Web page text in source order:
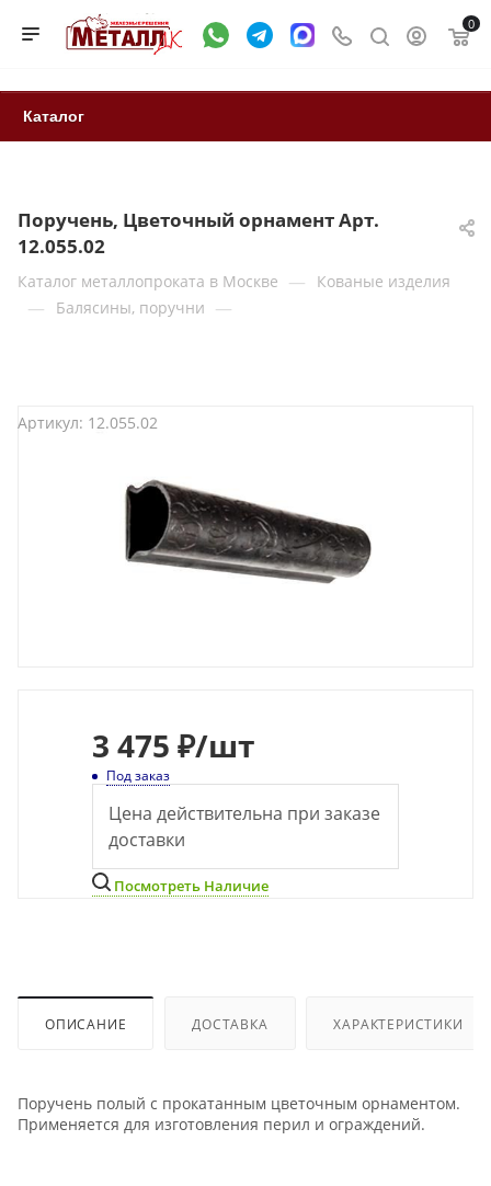
0
Каталог
Поручень, Цветочный орнамент Арт.
12.055.02
Каталог металлопроката в Москве — Кованые изделия
— Балясины, поручни —
Артикул: 12.055.02
3 475 ₽/шт
Под заказ
Цена действительна при заказе
доставки
Посмотреть Наличие
ОПИСАНИЕ ДОСТАВКА ХАРАКТЕРИСТИКИ
Поручень полый с прокатанным цветочным орнаментом.
Применяется для изготовления перил и ограждений.